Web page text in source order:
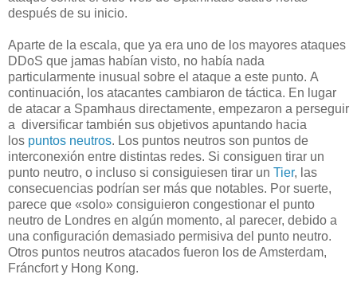
después de su inicio.
Aparte de la escala, que ya era uno de los mayores ataques
DDoS que jamas habían visto, no había nada
particularmente inusual sobre el ataque a este punto. A
continuación, los atacantes cambiaron de táctica. En lugar
de atacar a Spamhaus directamente, empezaron a perseguir
a diversificar también sus objetivos apuntando hacia
los puntos neutros. Los puntos neutros son puntos de
interconexión entre distintas redes. Si consiguen tirar un
punto neutro, o incluso si consiguiesen tirar un Tier, las
consecuencias podrían ser más que notables. Por suerte,
parece que «solo» consiguieron congestionar el punto
neutro de Londres en algún momento, al parecer, debido a
una configuración demasiado permisiva del punto neutro.
Otros puntos neutros atacados fueron los de Amsterdam,
Fráncfort y Hong Kong.